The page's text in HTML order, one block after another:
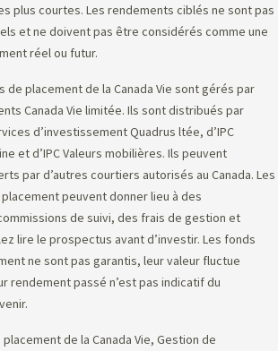
plus courtes. Les rendements ciblés ne sont pas
et ne doivent pas être considérés comme une
réel ou futur.
de placement de la Canada Vie sont gérés par
Canada Vie limitée. Ils sont distribués par
d’investissement Quadrus ltée, d’IPC
et d’IPC Valeurs mobilières. Ils peuvent
par d’autres courtiers autorisés au Canada. Les
peuvent donner lieu à des
de suivi, des frais de gestion et
lire le prospectus avant d’investir. Les fonds
ne sont pas garantis, leur valeur fluctue
rendement passé n’est pas indicatif du
de la Canada Vie, Gestion de